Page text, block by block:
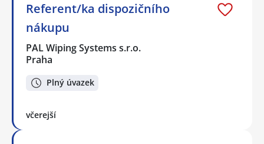
Referent/ka dispozičního
nákupu
PAL Wiping Systems s.r.o.
Praha
Plný úvazek
včerejší